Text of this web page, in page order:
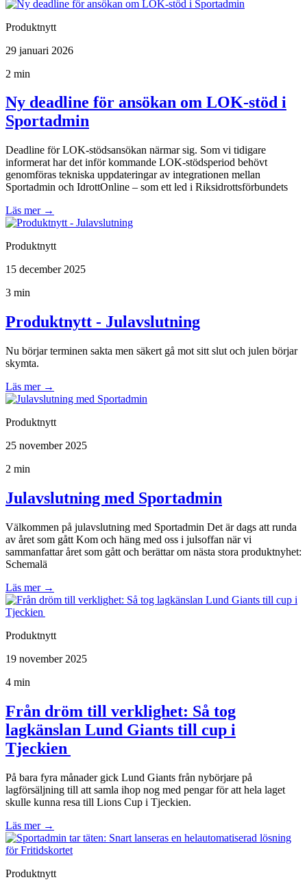
Produktnytt
29 januari 2026
2 min
Ny deadline för ansökan om LOK-stöd i
Sportadmin
Deadline för LOK-stödsansökan närmar sig. Som vi tidigare
informerat har det inför kommande LOK-stödsperiod behövt
genomföras tekniska uppdateringar av integrationen mellan
Sportadmin och IdrottOnline – som ett led i Riksidrottsförbundets
Läs mer →
Produktnytt
15 december 2025
3 min
Produktnytt - Julavslutning
Nu börjar terminen sakta men säkert gå mot sitt slut och julen börjar
skymta.
Läs mer →
Produktnytt
25 november 2025
2 min
Julavslutning med Sportadmin
Välkommen på julavslutning med Sportadmin Det är dags att runda
av året som gått Kom och häng med oss i julsoffan när vi
sammanfattar året som gått och berättar om nästa stora produktnyhet:
Schemalä
Läs mer →
Produktnytt
19 november 2025
4 min
Från dröm till verklighet: Så tog
lagkänslan Lund Giants till cup i
Tjeckien
På bara fyra månader gick Lund Giants från nybörjare på
lagförsäljning till att samla ihop nog med pengar för att hela laget
skulle kunna resa till Lions Cup i Tjeckien.
Läs mer →
Produktnytt